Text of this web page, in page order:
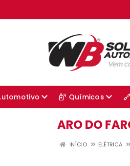
Químicos
ARO DO
INÍCIO ELÉTRICA